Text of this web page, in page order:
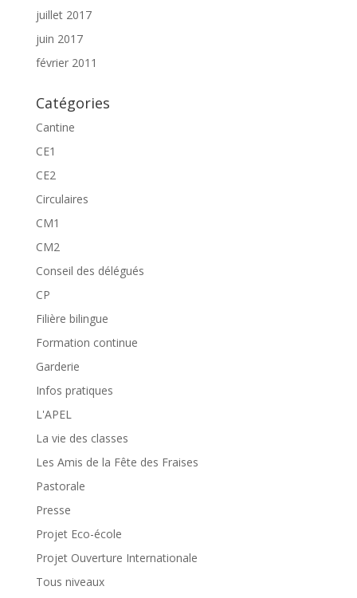
juillet 2017
juin 2017
février 2011
Catégories
Cantine
CE1
CE2
Circulaires
CM1
CM2
Conseil des délégués
CP
Filière bilingue
Formation continue
Garderie
Infos pratiques
L'APEL
La vie des classes
Les Amis de la Fête des Fraises
Pastorale
Presse
Projet Eco-école
Projet Ouverture Internationale
Tous niveaux